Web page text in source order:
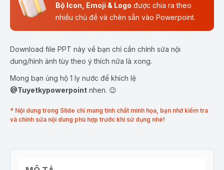
Bộ Icon, Emoji & Logo được chia ra theo
nhiều chủ đề và chèn sẵn vào Powerpoint.
Download file PPT này về bạn chỉ cần chỉnh sửa nội
dung/hình ảnh tùy theo ý thích nữa là xong.
Mong bạn ủng hộ 1 ly nước để khích lệ
@Tuyetkypowerpoint nhen. 😉
* Nội dung trong Slide chỉ mang tính chất minh họa, bạn nhớ kiểm tra
và chỉnh sửa nội dung phù hợp trước khi sử dụng nhé!